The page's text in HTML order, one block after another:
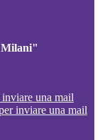
Milani"
una mail
inviare una mail